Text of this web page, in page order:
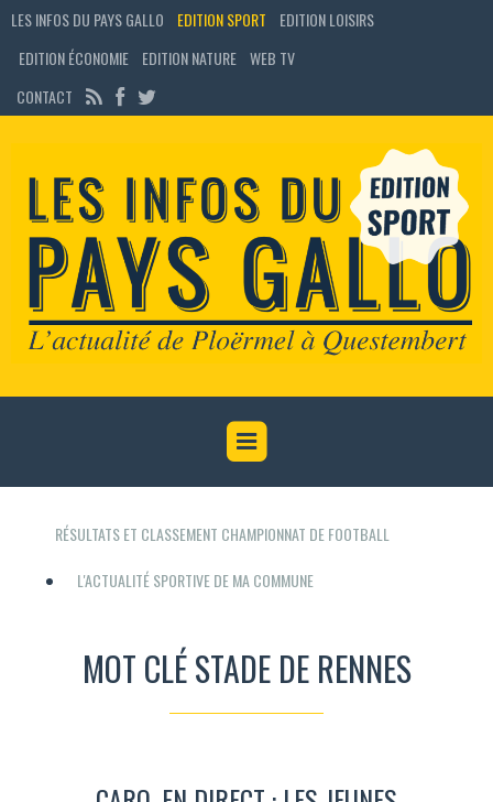
LES INFOS DU PAYS GALLO EDITION SPORT
EDITION LOISIRS
EDITION ÉCONOMIE
EDITION NATURE WEB TV
CONTACT
RÉSULTATS ET CLASSEMENT CHAMPIONNAT DE FOOTBALL
L'ACTUALITÉ SPORTIVE DE MA COMMUNE
MOT CLÉ STADE DE RENNES